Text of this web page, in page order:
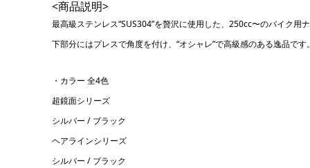
<商品説明>
最高級ステンレス“SUS304”を贅沢に使用した、250cc〜のバイク用
下部分にはプレスで角度を付け、“オシャレ”で高級感のある逸品です。
・カラー 全4色
超鏡面シリーズ
シルバー / ブラック
ヘアラインシリーズ
シルバー / ブラック